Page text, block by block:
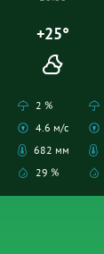
+25°
2 %
4.6 м/с
682 мм
29 %